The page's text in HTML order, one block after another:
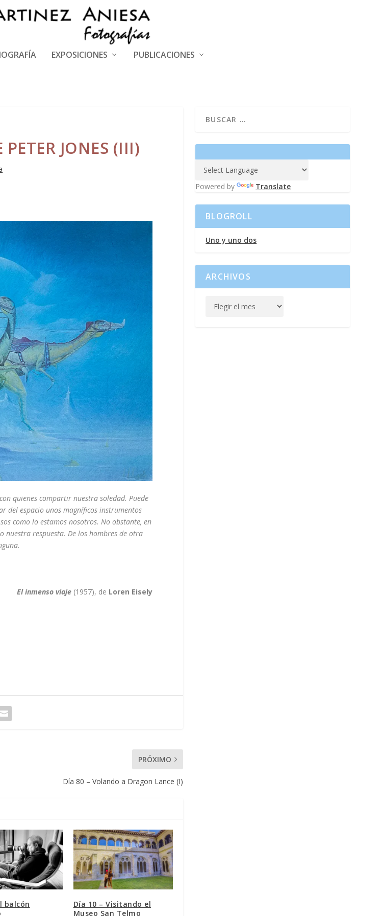
EXPOSICIONES PUBLICACIONES
JONES (III)
quienes compartir nuestra soledad. Puede
del espacio unos magníficos instrumentos
como lo estamos nosotros. No obstante, en
nuestra respuesta. De los hombres de otra
El inmenso viaje (1957), de Loren Eisely
PRÓXIMO
Día 80 – Volando a Dragon Lance (I)
balcón
Día 10 – Visitando el
Museo San Telmo
Powered by Translate
BLOGROLL
Uno y uno dos
ARCHIVOS